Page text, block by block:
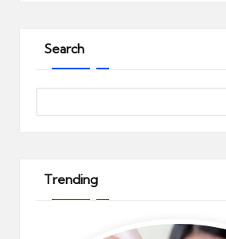
Search
Trending